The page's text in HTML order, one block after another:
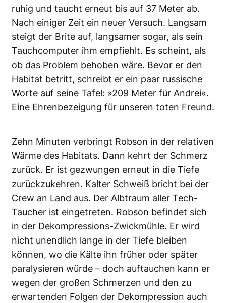
ruhig und taucht erneut bis auf 37 Meter ab.
Nach einiger Zeit ein neuer Versuch. Langsam
steigt der Brite auf, langsamer sogar, als sein
Tauchcomputer ihm empfiehlt. Es scheint, als
ob das Problem behoben wäre. Bevor er den
Habitat betritt, schreibt er ein paar russische
Worte auf seine Tafel: »209 Meter für Andrei«.
Eine Ehrenbezeigung für unseren toten Freund.
Zehn Minuten verbringt Robson in der relativen
Wärme des Habitats. Dann kehrt der Schmerz
zurück. Er ist gezwungen erneut in die Tiefe
zurückzukehren. Kalter Schweiß bricht bei der
Crew an Land aus. Der Albtraum aller Tech-
Taucher ist eingetreten. Robson befindet sich
in der Dekompressions-Zwickmühle. Er wird
nicht unendlich lange in der Tiefe bleiben
können, wo die Kälte ihn früher oder später
paralysieren würde – doch auftauchen kann er
wegen der großen Schmerzen und den zu
erwartenden Folgen der Dekompression auch